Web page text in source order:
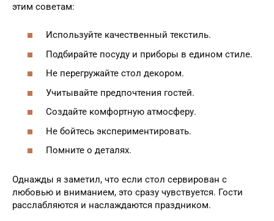
этим советам:
Используйте качественный текстиль.
Подбирайте посуду и приборы в едином стиле.
Не перегружайте стол декором.
Учитывайте предпочтения гостей.
Создайте комфортную атмосферу.
Не бойтесь экспериментировать.
Помните о деталях.
Однажды я заметил, что если стол сервирован с
любовью и вниманием, это сразу чувствуется. Гости
расслабляются и наслаждаются праздником.